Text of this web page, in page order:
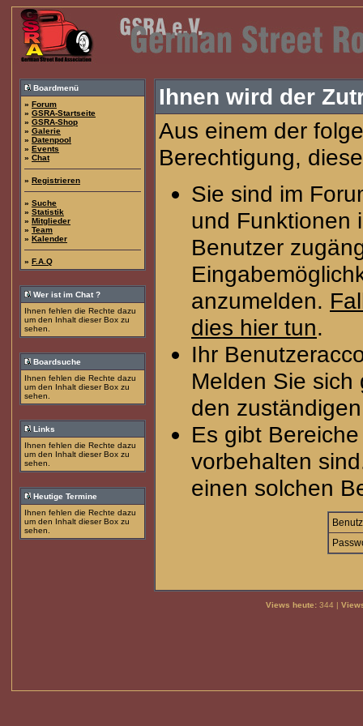
Boardmenü
» Forum
» GSRA-Startseite
» GSRA-Shop
» Galerie
» Datenpool
» Events
» Chat
» Registrieren
» Suche
» Statistik
» Mitglieder
» Team
» Kalender
» F.A.Q
Wer ist im Chat ?
Ihnen fehlen die Rechte dazu
um den Inhalt dieser Box zu
sehen.
Boardsuche
Ihnen fehlen die Rechte dazu
um den Inhalt dieser Box zu
sehen.
Links
Ihnen fehlen die Rechte dazu
um den Inhalt dieser Box zu
sehen.
Heutige Termine
Ihnen fehlen die Rechte dazu
um den Inhalt dieser Box zu
sehen.
Ihnen wird der
Aus einem der
Berechtigung,
Sie sind im
und Funktionen
Benutzer
anzumelden.
dies hier tun.
Ihr
Melden Sie
den
Es gibt
vorbehalten
einen solchen
Views heute:344 |